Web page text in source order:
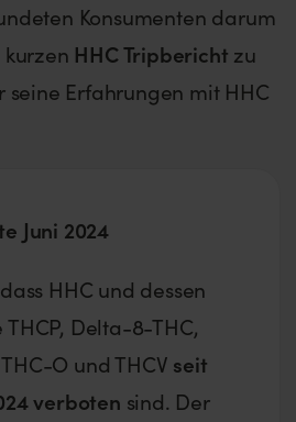
Konsumenten darum
HHC Tripbericht zu
seine Erfahrungen mit HHC
Juni 2024
HHC und dessen
Delta-8-THC,
O und THCV seit
verboten sind. Der